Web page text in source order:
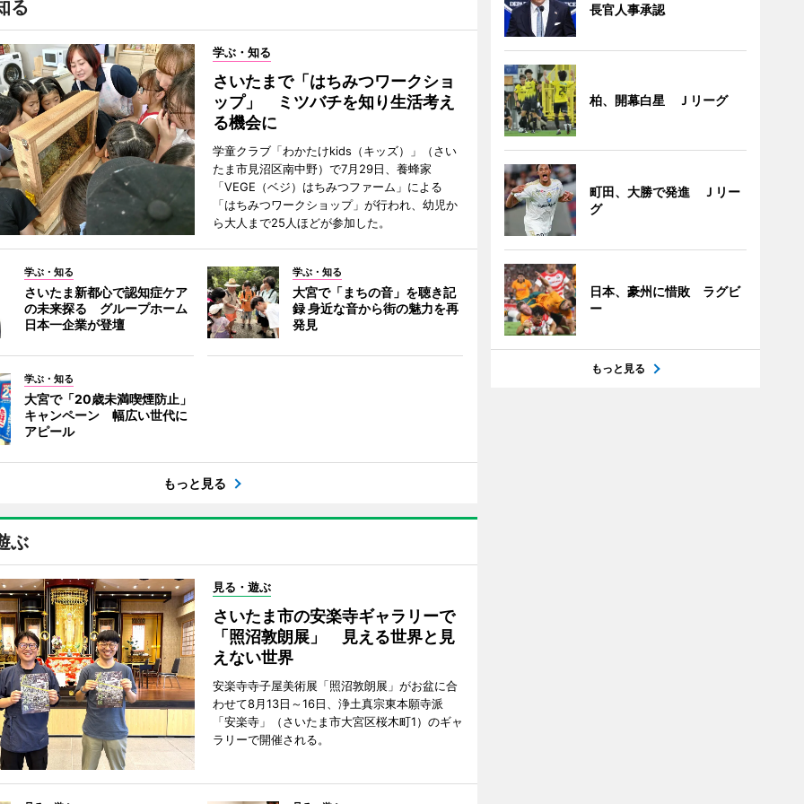
る
学ぶ・知る
さいたまで「はちみつワークショ
ップ」 ミツバチを知り生活考え
る機会に
学童クラブ「わかたけkids（キッズ）」（さい
たま市見沼区南中野）で7月29日、養蜂家
「VEGE（ベジ）はちみつファーム」による
「はちみつワークショップ」が行われ、幼児か
ら大人まで25人ほどが参加した。
学ぶ・知る
さいたま新都心で認知症ケア
の未来探る グループホーム
日本一企業が登壇
学ぶ・知る
大宮で「まちの音」を聴き記
録 身近な音から街の魅力を再
発見
学ぶ・知る
大宮で「20歳未満喫煙防止」
キャンペーン 幅広い世代に
アピール
もっと見る
ぶ
見る・遊ぶ
さいたま市の安楽寺ギャラリーで
「照沼敦朗展」 見える世界と見
えない世界
安楽寺寺子屋美術展「照沼敦朗展」がお盆に合
わせて8月13日～16日、浄土真宗東本願寺派
「安楽寺」（さいたま市大宮区桜木町1）のギャ
ラリーで開催される。
長官人事承認
柏、開幕白星 Ｊリーグ
町田、大勝で発進 Ｊリー
グ
日本、豪州に惜敗 ラグビ
ー
もっと見る